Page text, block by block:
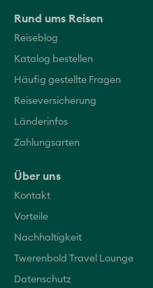
Rund ums Reisen
Reiseblog
Katalog bestellen
Häufig gestellte Fragen
Reiseversicherung
Länderinfos
Zahlungsarten
Über uns
Kontakt
Vorteile
Nachhaltigkeit
Twerenbold Travel Lounge
Datenschutz